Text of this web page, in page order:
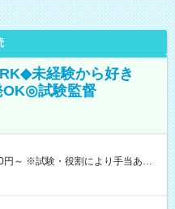
未経験から好き
OK◎試験監督
即給（前払い）オプションあ
から1週間ほどで給与の一部を受け